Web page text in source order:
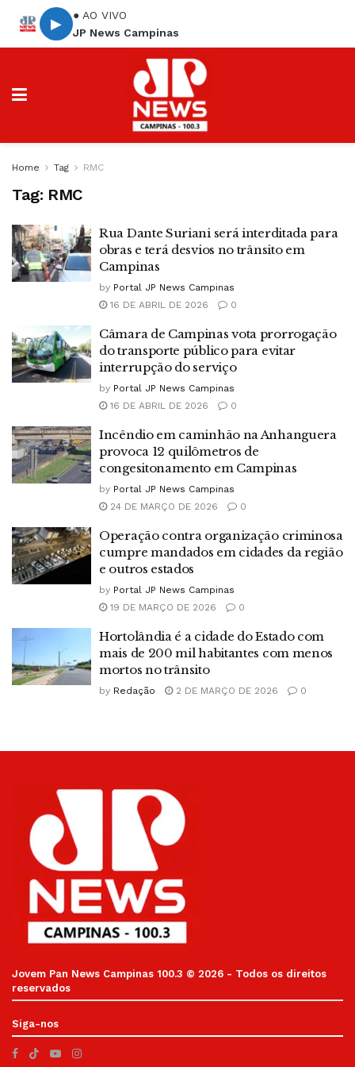
▶
● AO VIVO
JP News Campinas
Home Tag RMC
Tag: RMC
Rua Dante Suriani será interditada para
obras e terá desvios no trânsito em
Campinas
by Portal JP News Campinas
16 DE ABRIL DE 2026
0
Câmara de Campinas vota prorrogação
do transporte público para evitar
interrupção do serviço
by Portal JP News Campinas
16 DE ABRIL DE 2026
0
Incêndio em caminhão na Anhanguera
provoca 12 quilômetros de
congesitonamento em Campinas
by Portal JP News Campinas
24 DE MARÇO DE 2026
0
Operação contra organização criminosa
cumpre mandados em cidades da região
e outros estados
by Portal JP News Campinas
19 DE MARÇO DE 2026
0
Hortolândia é a cidade do Estado com
mais de 200 mil habitantes com menos
mortos no trânsito
by Redação 2 DE MARÇO DE 2026 0
Jovem Pan News Campinas 100.3 © 2026 - Todos os direitos
reservados
Siga-nos